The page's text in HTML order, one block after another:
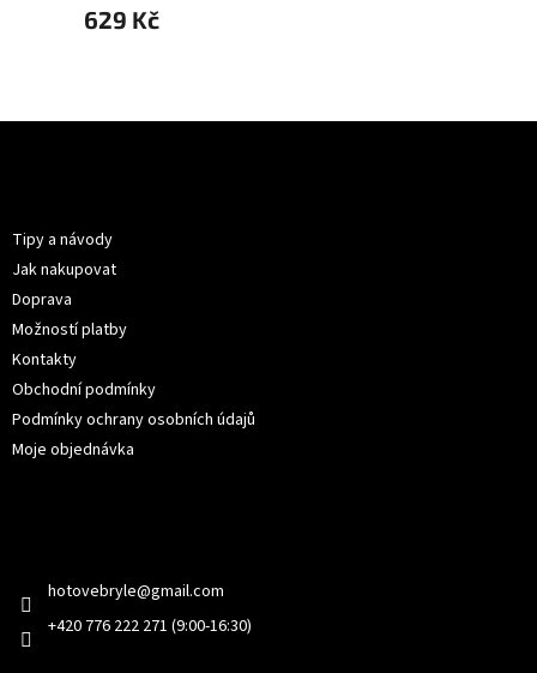
629 Kč
Tipy a návody
Jak nakupovat
Doprava
Možností platby
Kontakty
Obchodní podmínky
Podmínky ochrany osobních údajů
Moje objednávka
hotovebryle@gmail.com
+420 776 222 271 (9:00-16:30)